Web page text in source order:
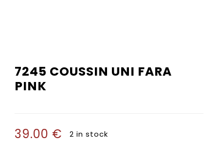
7245 COUSSIN UNI FARA
PINK
39.00 € 2 in stock